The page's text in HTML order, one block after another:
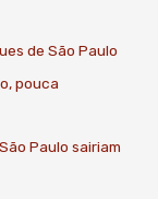
de São Paulo
pouca
Paulo sairiam